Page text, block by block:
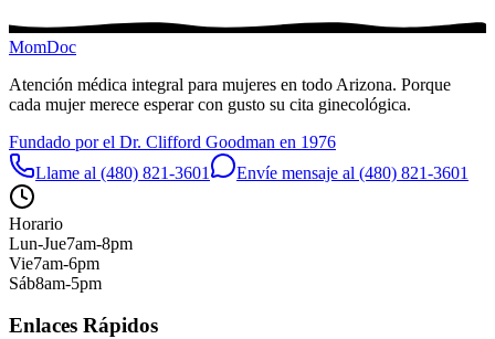
MomDoc
Atención médica integral para mujeres en todo Arizona. Porque
cada mujer merece esperar con gusto su cita ginecológica.
Fundado por el Dr. Clifford Goodman en 1976
Llame al (480) 821-3601
Envíe mensaje al (480) 821-3601
Horario
Lun-Jue7am-8pm
Vie7am-6pm
Sáb8am-5pm
Enlaces Rápidos